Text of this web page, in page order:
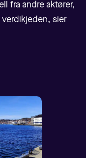
fra andre aktører,
sier